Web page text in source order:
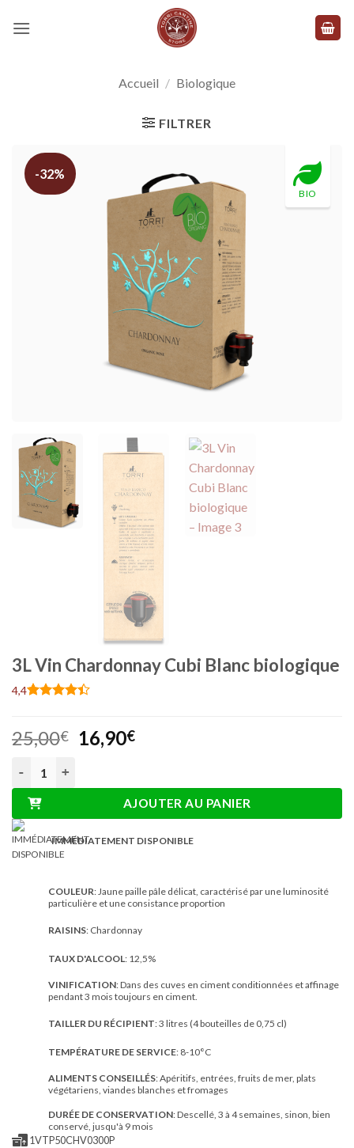
Accueil / Biologique
FILTRER
-32%
BIO
3L Vin Chardonnay Cubi Blanc biologique
sur
notations
4,4
25,00€
Le
prix
était :
25,00€.
16,90€Le
est :
16,90€.
AJOUTER AU PANIER
IMMÉDIATEMENT DISPONIBLE
COULEUR: Jaune paille pâle délicat, caractérisé par une luminosité
particulière et une consistance proportion
RAISINS: Chardonnay
TAUX D'ALCOOL: 12,5%
VINIFICATION: Dans des cuves en ciment conditionnées et affinage
pendant 3 mois toujours en ciment.
TAILLER DU RÉCIPIENT: 3 litres (4 bouteilles de 0,75 cl)
TEMPÉRATURE DE SERVICE: 8-10°C
ALIMENTS CONSEILLÉS: Apéritifs, entrées, fruits de mer, plats
végétariens, viandes blanches et fromages
DURÉE DE CONSERVATION: Descellé, 3 à 4 semaines, sinon, bien
conservé, jusqu'à 9 mois
1VTP50CHV0300P